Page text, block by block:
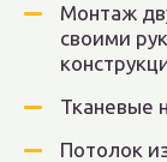
Монтаж
своими
Тканевые
Потолок